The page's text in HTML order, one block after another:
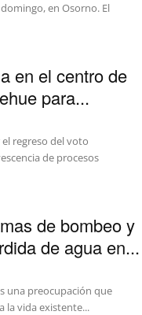
en Osorno. El
en el centro de
para...
regreso del voto
de procesos
de bombeo y
de agua en...
una preocupación que
la vida existente...